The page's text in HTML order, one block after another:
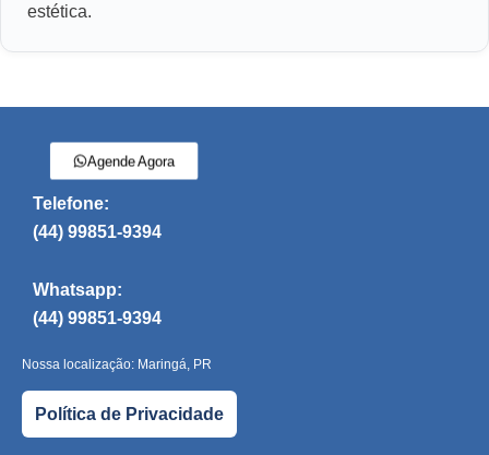
estética.
Agende Agora
Telefone:
(44) 99851-9394
Whatsapp:
(44) 99851-9394
Nossa localização: Maringá, PR
Política de Privacidade